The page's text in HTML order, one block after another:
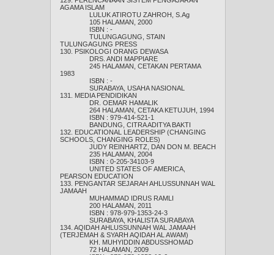
AGAMA ISLAM
LULUK ATIROTU ZAHROH, S.Ag
105 HALAMAN, 2000
ISBN : -
TULUNGAGUNG, STAIN
TULUNGAGUNG PRESS
130. PSIKOLOGI ORANG DEWASA
DRS. ANDI MAPPIARE
245 HALAMAN, CETAKAN PERTAMA
1983
ISBN : -
SURABAYA, USAHA NASIONAL
131. MEDIA PENDIDIKAN
DR. OEMAR HAMALIK
264 HALAMAN, CETAKA KETUJUH, 1994
ISBN : 979-414-521-1
BANDUNG, CITRA ADITYA BAKTI
132. EDUCATIONAL LEADERSHIP (CHANGING
SCHOOLS, CHANGING ROLES)
JUDY REINHARTZ, DAN DON M. BEACH
235 HALAMAN, 2004
ISBN : 0-205-34103-9
UNITED STATES OF AMERICA,
PEARSON EDUCATION
133. PENGANTAR SEJARAH AHLUSSUNNAH WAL
JAMAAH
MUHAMMAD IDRUS RAMLI
200 HALAMAN, 2011
ISBN : 978-979-1353-24-3
SURABAYA, KHALISTA SURABAYA
134. AQIDAH AHLUSSUNNAH WAL JAMAAH
(TERJEMAH & SYARH AQIDAH AL AWAM)
KH. MUHYIDDIN ABDUSSHOMAD
72 HALAMAN, 2009